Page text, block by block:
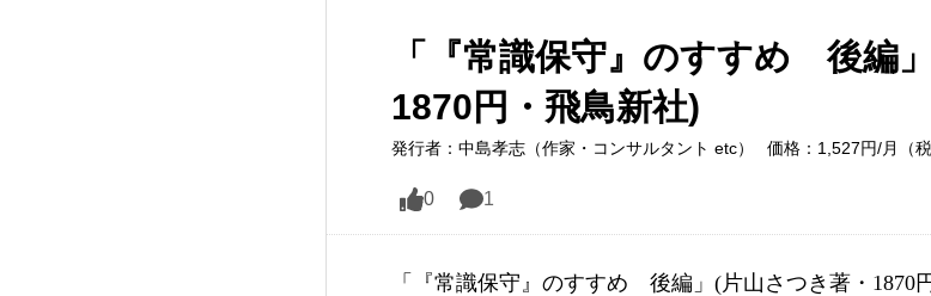
「『常識保守』のすすめ 後編
1870円・飛鳥新社)
発行者：中島孝志（作家・コンサルタント etc）
価格：1,527円/月（税
0 1
「『常識保守』のすすめ　後編」(片山さつき著・1870